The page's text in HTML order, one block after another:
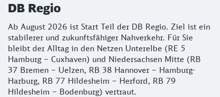
DB Regio
Ab August 2026 ist Start Teil der DB Regio. Ziel ist ein
stabilerer und zukunftsfähiger Nahverkehr. Für Sie
bleibt der Alltag in den Netzen Unterelbe (RE 5
Hamburg – Cuxhaven) und Niedersachsen Mitte (RB
37 Bremen – Uelzen, RB 38 Hannover – Hamburg-
Harburg, RB 77 Hildesheim – Herford, RB 79
Hildesheim – Bodenburg) vertraut.